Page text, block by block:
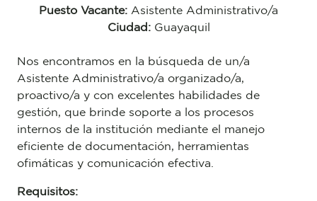
Puesto Vacante: Asistente Administrativo/a
Ciudad:Guayaquil
Nos encontramos en la búsqueda de un/a
Asistente Administrativo/a organizado/a,
proactivo/a y con excelentes habilidades de
gestión, que brinde soporte a los procesos
internos de la institución mediante el manejo
eficiente de documentación, herramientas
ofimáticas y comunicación efectiva.
Requisitos: